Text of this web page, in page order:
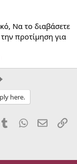
Να το διαβάσετε
προτίμηση για
here.
TumblrWhatsApp
Email